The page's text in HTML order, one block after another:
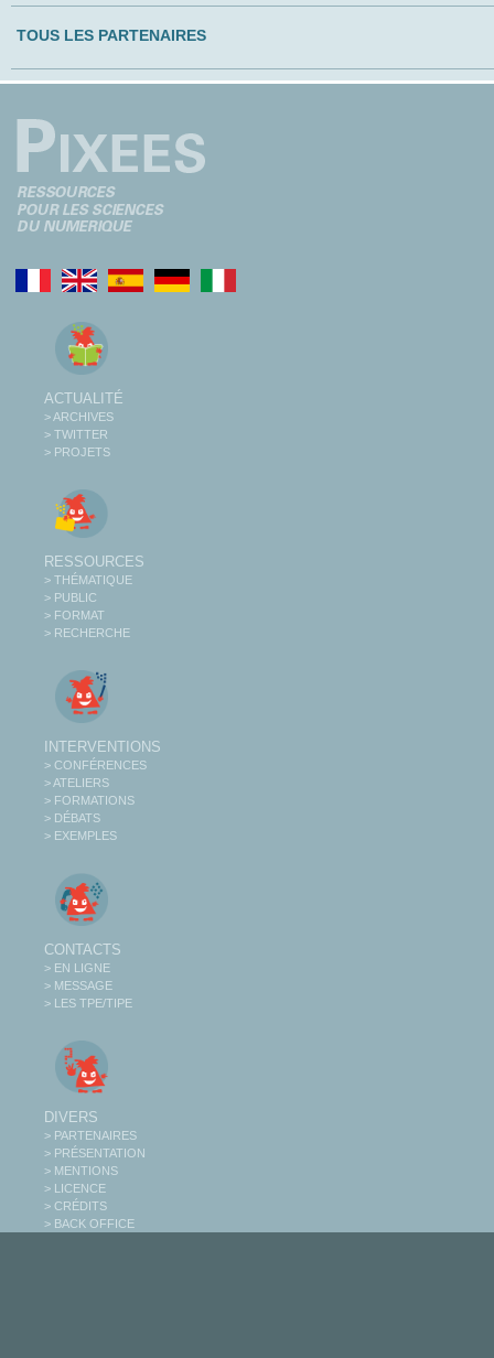
TOUS LES PARTENAIRES
ACTUALITÉ
> ARCHIVES
> TWITTER
> PROJETS
RESSOURCES
> THÉMATIQUE
> PUBLIC
> FORMAT
> RECHERCHE
INTERVENTIONS
> CONFÉRENCES
> ATELIERS
> FORMATIONS
> DÉBATS
> EXEMPLES
CONTACTS
> EN LIGNE
> MESSAGE
> LES TPE/TIPE
DIVERS
> PARTENAIRES
> PRÉSENTATION
> MENTIONS
> LICENCE
> CRÉDITS
> BACK OFFICE